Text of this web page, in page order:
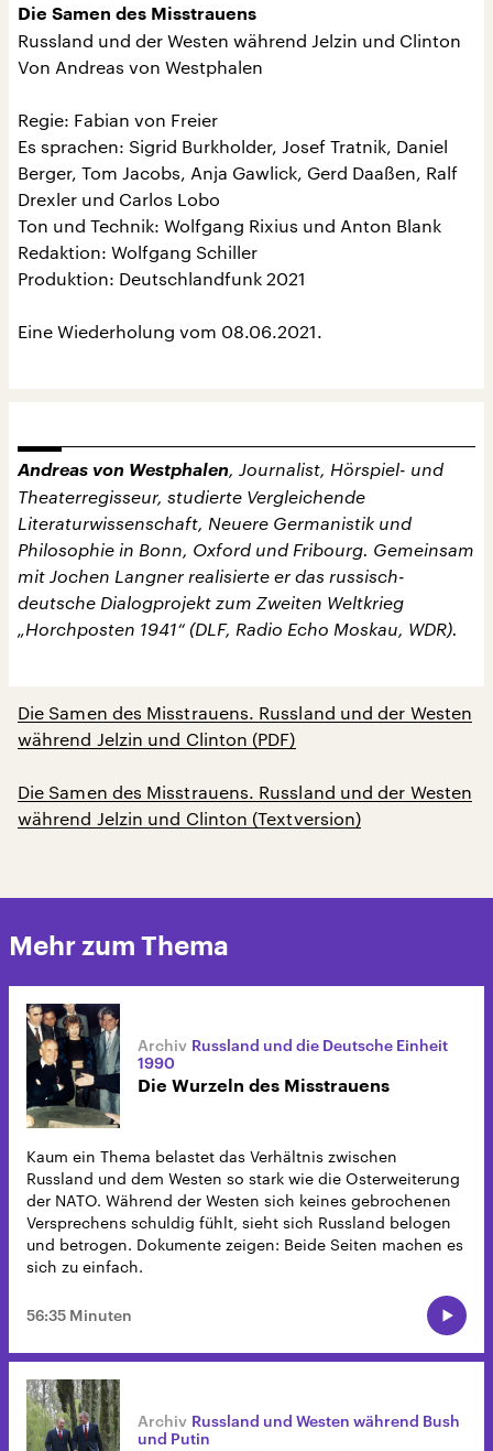
Die Samen des Misstrauens
Russland und der Westen während Jelzin und Clinton
Von Andreas von Westphalen
Regie: Fabian von Freier
Es sprachen: Sigrid Burkholder, Josef Tratnik, Daniel
Berger, Tom Jacobs, Anja Gawlick, Gerd Daaßen, Ralf
Drexler und Carlos Lobo
Ton und Technik: Wolfgang Rixius und Anton Blank
Redaktion: Wolfgang Schiller
Produktion: Deutschlandfunk 2021
Eine Wiederholung vom 08.06.2021.
Andreas von Westphalen, Journalist, Hörspiel- und
Theaterregisseur, studierte Vergleichende
Literaturwissenschaft, Neuere Germanistik und
Philosophie in Bonn, Oxford und Fribourg. Gemeinsam
mit Jochen Langner realisierte er das russisch-
deutsche Dialogprojekt zum Zweiten Weltkrieg
„Horchposten 1941“ (DLF, Radio Echo Moskau, WDR).
Die Samen des Misstrauens. Russland und der Westen
während Jelzin und Clinton (PDF)
Die Samen des Misstrauens. Russland und der Westen
während Jelzin und Clinton (Textversion)
Mehr zum Thema
Russland und die Deutsche Einheit
1990
Die Wurzeln des Misstrauens
Kaum ein Thema belastet das Verhältnis zwischen
Russland und dem Westen so stark wie die Osterweiterung
der NATO. Während der Westen sich keines gebrochenen
Versprechens schuldig fühlt, sieht sich Russland belogen
und betrogen. Dokumente zeigen: Beide Seiten machen es
sich zu einfach.
56:35 Minuten
Russland und Westen während Bush
und Putin